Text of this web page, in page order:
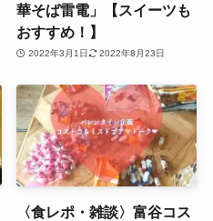
華そば雷電」【スイーツも
おすすめ！】
2022年3月1日 2022年8月23日
〈食レポ・雑談〉富谷コス